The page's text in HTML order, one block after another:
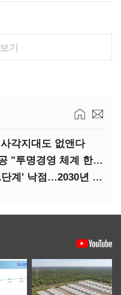
기
각지대도 없앤다
상임감사 공모 돌입한 해진공 "투명경영 체계 한층 강화"
해수부 신청사, 부산 '북항 1단계' 낙점…2030년 완공 목표